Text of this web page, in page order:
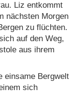
Liz entkommt
nächsten Morgen
zu flüchten.
auf den Weg,
aus ihrem
einsame Bergwelt
sich